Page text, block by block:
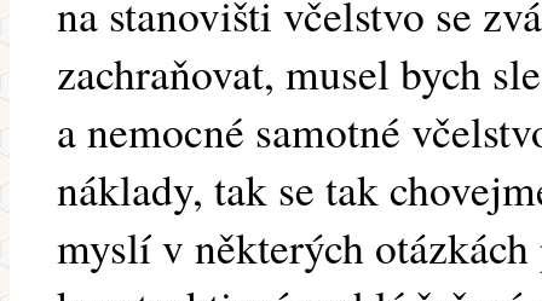
na stanovišti včelstvo se
zachraňovat, musel bych
a nemocné samotné
náklady, tak se tak
myslí v některých